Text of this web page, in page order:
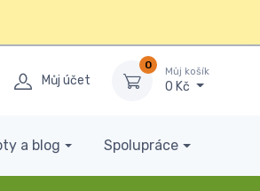
Můj účet
0
Můj košík
0 Kč
a blog Spolupráce